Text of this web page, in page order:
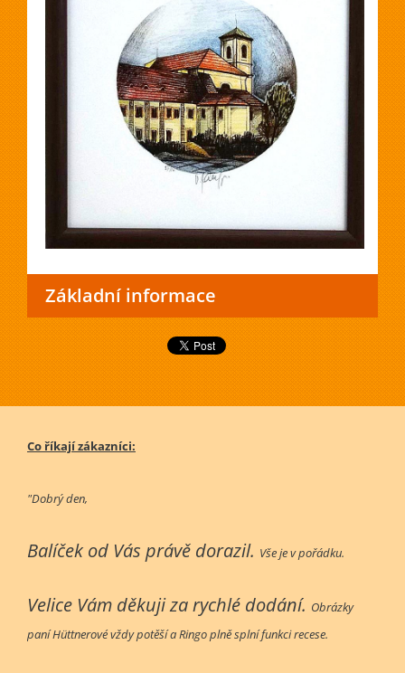
Základní informace
Co říkají zákazníci:
"Dobrý den,
Balíček od Vás právě dorazil. Vše je v pořádku.
Velice Vám děkuji za rychlé dodání. Obrázky
paní Hüttnerové vždy potěší a Ringo plně splní funkci recese.